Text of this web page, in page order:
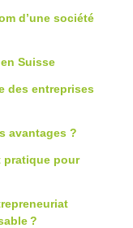
d’une société
Suisse
des entreprises
avantages ?
pratique pour
?